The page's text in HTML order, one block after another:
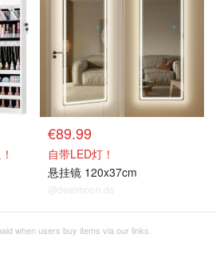
€89.99
自带LED灯！
悬挂镜 120x37cm
@dealmoon.de
when users buy items via our links.